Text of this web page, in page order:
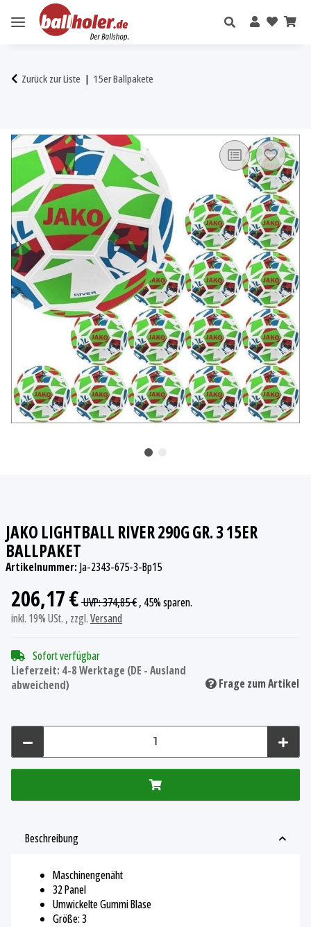
Zurück zur Liste 15er Ballpakete
JAKO LIGHTBALL RIVER 290G GR. 3 15ER
BALLPAKET
Artikelnummer:Ja-2343-675-3-Bp15
206,17 €UVP:374,85 €, 45%sparen.
inkl. 19% USt. , zzgl.Versand
Sofort verfügbar
Lieferzeit: 4-8 Werktage (DE - Ausland
abweichend)
Frage zum Artikel
Beschreibung
Maschinengenäht
32 Panel
Umwickelte Gummi Blase
Größe: 3